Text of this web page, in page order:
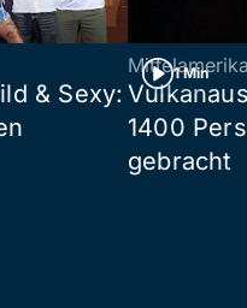
& Sexy:
1 Min
1400
gebracht